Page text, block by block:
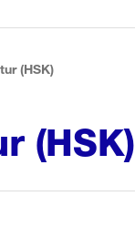
(HSK)
(HSK)